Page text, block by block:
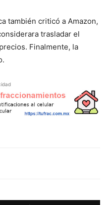
también criticó a Amazon,
trasladar el
Finalmente, la